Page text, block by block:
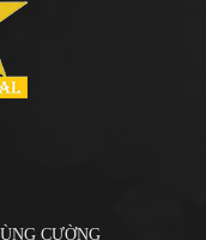
CƯỜNG